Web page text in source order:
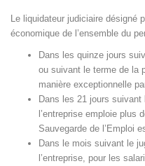
Le liquidateur judiciaire désigné
économique de l’ensemble du
Dans les quinze jours
ou suivant le terme de la
manière exceptionnelle
Dans les 21 jours suivant
l’entreprise emploie plus
Sauvegarde de l’Emploi
Dans le mois suivant le
l’entreprise, pour les